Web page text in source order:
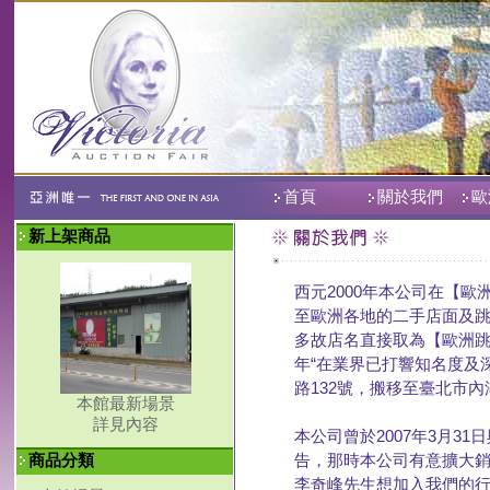
首頁 關於我們
新上架商品
本館最新場景
詳見內容
商品分類
西元2000年本公司在【歐
至歐洲各地的二手店面及
多故店名直接取為【歐洲
年“在業界已打響知名度及
路132號，搬移至臺北市
本公司曾於2007年3月31
告，那時本公司有意擴大
李奇峰先生想加入我們的